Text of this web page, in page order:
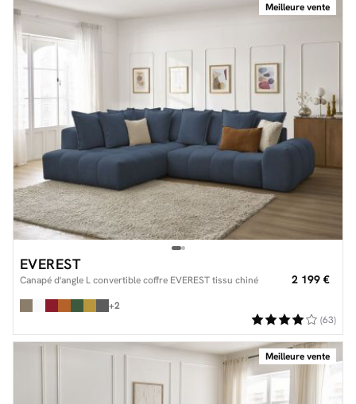
Meilleure vente
EVEREST
Canapé d'angle L convertible coffre EVEREST tissu chiné 2 199 €
+2
(63)
Meilleure vente